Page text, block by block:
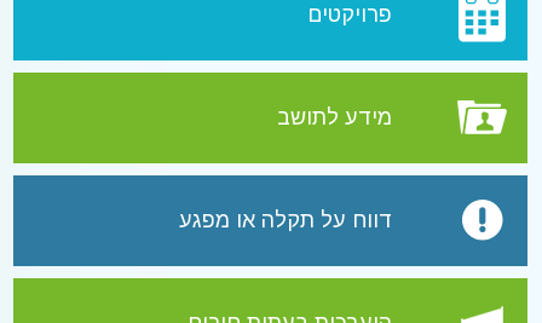
פרויקטים
מידע לתושב
דווח על תקלה או מפגע